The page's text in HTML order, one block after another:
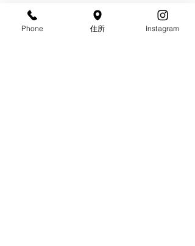
最新記事 すべて表示
Phone 住所 Instagram